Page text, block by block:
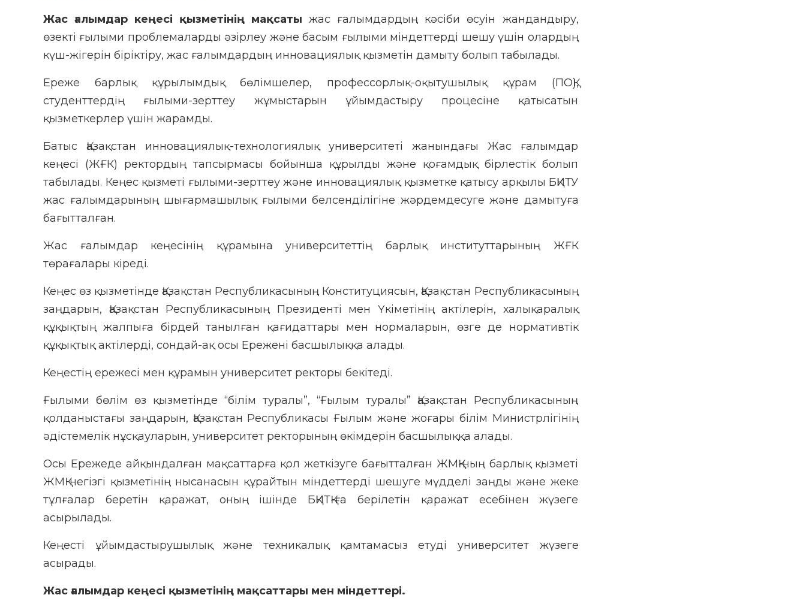
Жас ғалымдар кеңесі қызметінің мақсаты жас ғалымдардың кәсіби өсуін жандандыру,
өзекті ғылыми проблемаларды әзірлеу және басым ғылыми міндеттерді шешу үшін олардың
күш-жігерін біріктіру, жас ғалымдардың инновациялық қызметін дамыту болып табылады.
Ереже барлық құрылымдық бөлімшелер, профессорлық-оқытушылық құрам (ПОҚ),
студенттердің ғылыми-зерттеу жұмыстарын ұйымдастыру процесіне қатысатын
қызметкерлер үшін жарамды.
Батыс Қазақстан инновациялық-технологиялық университеті жанындағы Жас ғалымдар
кеңесі (ЖҒК) ректордың тапсырмасы бойынша құрылды және қоғамдық бірлестік болып
табылады. Кеңес қызметі ғылыми-зерттеу және инновациялық қызметке қатысу арқылы БҚИТУ
жас ғалымдарының шығармашылық ғылыми белсенділігіне жәрдемдесуге және дамытуға
бағытталған.
Жас ғалымдар кеңесінің құрамына университеттің барлық институттарының ЖҒК
төрағалары кіреді.
Кеңес өз қызметінде Қазақстан Республикасының Конституциясын, Қазақстан Республикасының
заңдарын, Қазақстан Республикасының Президенті мен Үкіметінің актілерін, халықаралық
құқықтың жалпыға бірдей танылған қағидаттары мен нормаларын, өзге де нормативтік
құқықтық актілерді, сондай-ақ осы Ережені басшылыққа алады.
Кеңестің ережесі мен құрамын университет ректоры бекітеді.
Ғылыми бөлім өз қызметінде “білім туралы”, “Ғылым туралы” Қазақстан Республикасының
қолданыстағы заңдарын, Қазақстан Республикасы Ғылым және жоғары білім Министрлігінің
әдістемелік нұсқауларын, университет ректорының өкімдерін басшылыққа алады.
Осы Ережеде айқындалған мақсаттарға қол жеткізуге бағытталған ЖМҚ-ның барлық қызметі
ЖМҚ негізгі қызметінің нысанасын құрайтын міндеттерді шешуге мүдделі заңды және жеке
тұлғалар беретін қаражат, оның ішінде БҚИТҚ-ға берілетін қаражат есебінен жүзеге
асырылады.
Кеңесті ұйымдастырушылық және техникалық қамтамасыз етуді университет жүзеге
асырады.
Жас ғалымдар кеңесі қызметінің мақсаттары мен міндеттері.